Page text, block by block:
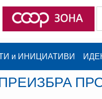
и ИНИЦИАТИВИ